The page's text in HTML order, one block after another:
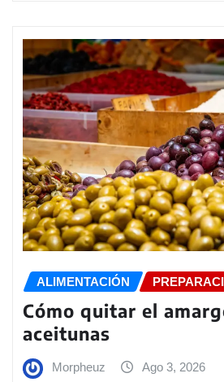
ALIMENTACIÓN
Cómo quitar el
aceitunas
Morpheuz Ago 3, 2026